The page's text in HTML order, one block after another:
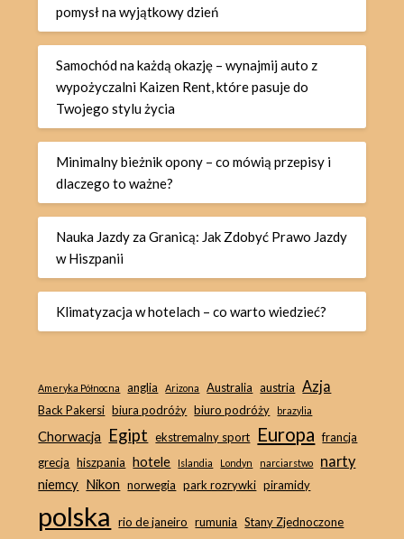
pomysł na wyjątkowy dzień
Samochód na każdą okazję – wynajmij auto z
wypożyczalni Kaizen Rent, które pasuje do
Twojego stylu życia
Minimalny bieżnik opony – co mówią przepisy i
dlaczego to ważne?
Nauka Jazdy za Granicą: Jak Zdobyć Prawo Jazdy
w Hiszpanii
Klimatyzacja w hotelach – co warto wiedzieć?
Ameryka Północna anglia Arizona Australia austria Azja
Back Pakersi biura podróży biuro podróży brazylia
Chorwacja Egipt ekstremalny sport Europa francja
grecja hiszpania hotele Islandia Londyn narciarstwo narty
niemcy Nikon norwegia park rozrywki piramidy
polska rio de janeiro rumunia Stany Zjednoczone